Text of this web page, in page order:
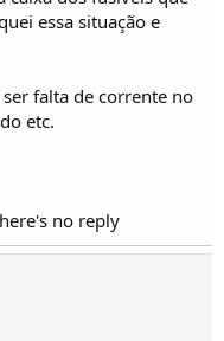
essa situação e
falta de corrente no
etc.
no reply